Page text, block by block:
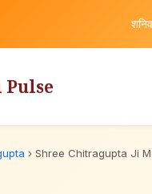
› Shree Chitragupta Ji